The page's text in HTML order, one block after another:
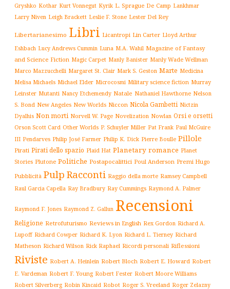
Gryshko Kothar Kurt Vonnegut Kyrik L. Sprague De Camp Lankhmar
Larry Niven Leigh Brackett Leslie F. Stone Lester Del Rey
Libertarianesimo Libri Licantropi Lin Carter Lloyd Arthur
Eshbach Lucy Andrews Cummin Luna M.A. Wahil Magazine of Fantasy
and Science Fiction Magic Carpet Manly Banister Manly Wade Wellman
Marco Mazzucchelli Margaret St. Clair Mark S. Geston Marte Medicina
Melisa Michaels Michael Elder Microcosmi Military science fiction Murray
Leinster Mutanti Nancy Etchemendy Natale Nathaniel Hawthorne Nelson
S. Bond New Angeles New Worlds Niccon Nicola Gambetti Nictzin
Dyalhis Non morti Norvell W. Page Novelization Nowlan Orsi e orsetti
Orson Scott Card Other Worlds P. Schuyler Miller Pat Frank Paul McGuire
III Pendarves Philip José Farmer Philip K. Dick Pierre Boulle Pillole
Pirati Pirati dello spazio Plaid Hat Planetary romance Planet
Stories Plutone Politiche Postapocalittici Poul Anderson Premi Hugo
Pubblicità Pulp Racconti Raggio della morte Ramsey Campbell
Raul Garcia Capella Ray Bradbury Ray Cummings Raymond A. Palmer
Raymond F. Jones Raymond Z. Gallun Recensioni
Religione Retrofuturismo Reviews in English Rex Gordon Richard A.
Lupoff Richard Cowper Richard K. Lyon Richard L. Tierney Richard
Matheson Richard Wilson Rick Raphael Ricordi personali Riflessioni
Riviste Robert A. Heinlein Robert Bloch Robert E. Howard Robert
E. Vardeman Robert F. Young Robert Fester Robert Moore Williams
Robert Silverberg Robin Kincaid Robot Roger S. Vreeland Roger Zelazny